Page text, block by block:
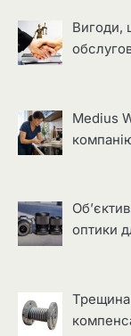
Вигоди,
Medius
оптики